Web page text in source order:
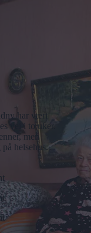
har vært
vei i to uker.
men
helsehus.